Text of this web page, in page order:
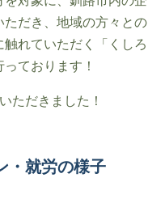
だき、地域の方々との
れていただく「くしろ
ております！
ただきました！
・就労の様子